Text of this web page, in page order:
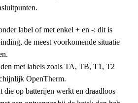
label of met enkel + en -: dit is
de meest voorkomende situatie
met labels zoals TA, TB, T1, T2
OpenTherm.
die op batterijen werkt en draadloos